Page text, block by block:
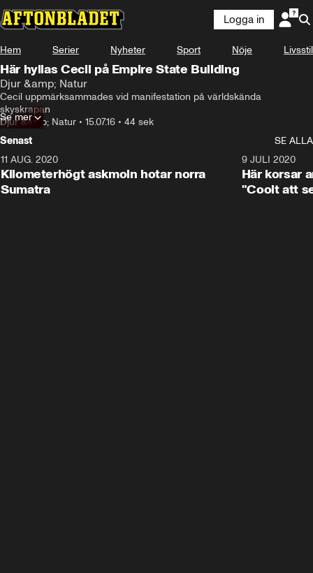
Logga in
Hem Serier Nyheter Sport Nöje Livsstil
Här hyllas Cecil på Empire State Building
Djur &amp; Natur
Cecil uppmärksammades vid manifestation på världskända
skyskrapan
Djur &amp; Natur • 15.07.16 • 44 sek
Se mer
Senast
SE ALLA
11 AUG. 2020
Kilometerhögt askmoln hotar norra
Sumatra
9 JULI 2020
Här korsar
"Coolt att